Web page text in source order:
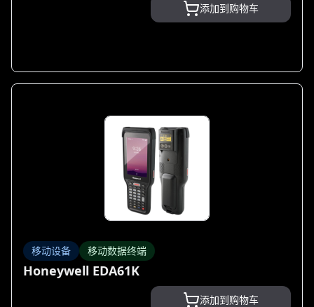
添加到购物车
移动设备 移动数据终端
Honeywell EDA61K
添加到购物车